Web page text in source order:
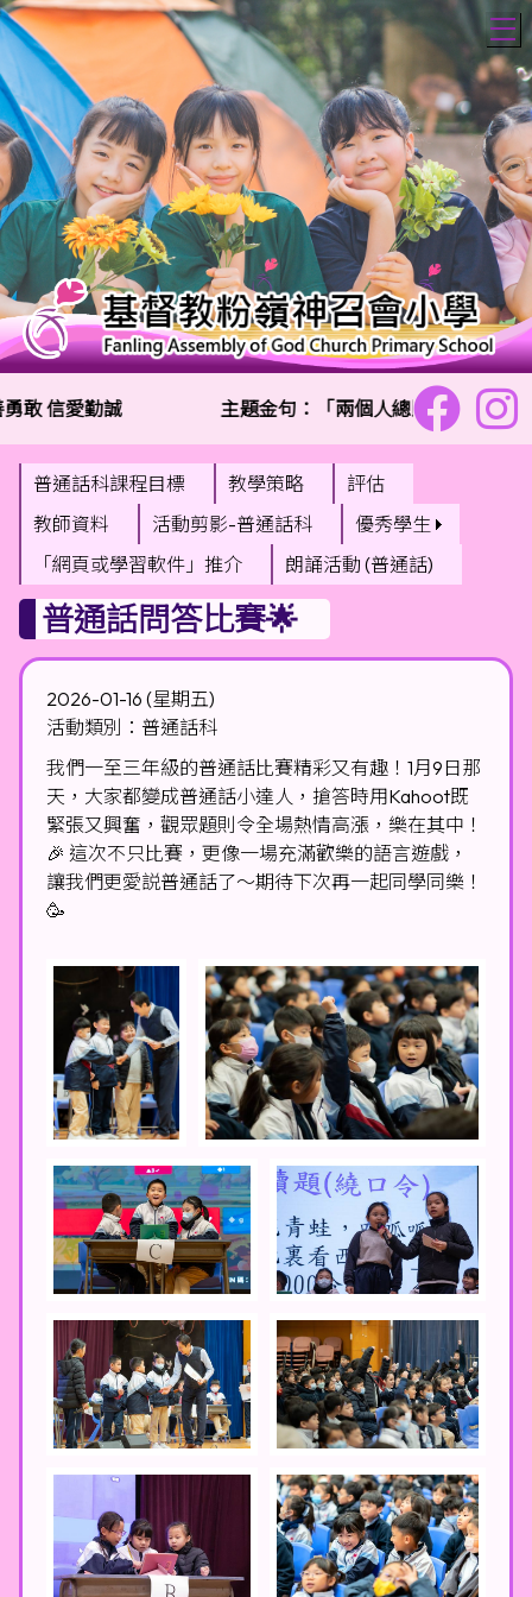
敢 信愛勤誠 主題金句：「兩個人總比一個人好,
普通話科課程目標 教學策略
評估
教師資料
活動剪影-普通話科
優秀學生
「網頁或學習軟件」推介
朗誦活動 (普通話)
普通話問答比賽🌟
2026-01-16 (星期五)
活動類別：普通話科
我們一至三年級的普通話比賽精彩又有趣！1月9日那
天，大家都變成普通話小達人，搶答時用Kahoot既
緊張又興奮，觀眾題則令全場熱情高漲，樂在其中！
🎉 這次不只比賽，更像一場充滿歡樂的語言遊戲，
讓我們更愛説普通話了～期待下次再一起同學同樂！
🥳